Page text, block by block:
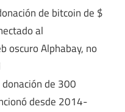
de bitcoin de $
al
oscuro Alphabay, no
de 300
desde 2014-